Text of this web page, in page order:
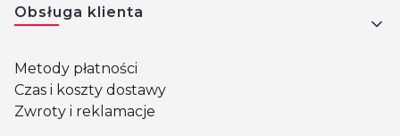
Obsługa klienta
Metody płatności
Czas i koszty dostawy
Zwroty i reklamacje